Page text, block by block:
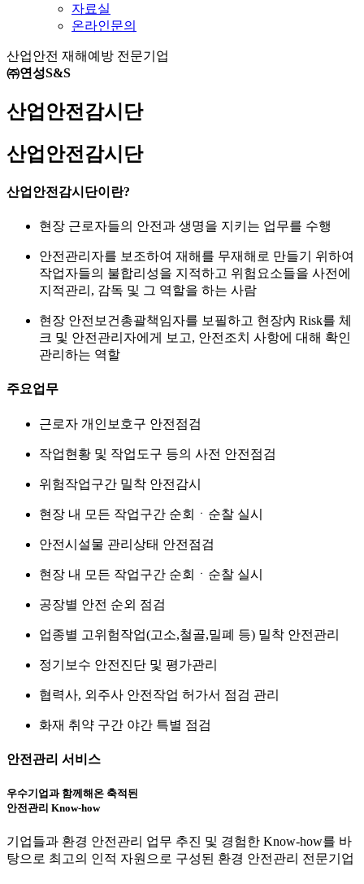
자료실
온라인문의
산업안전 재해예방 전문기업
㈜연성S&S
산업안전감시단
산업안전감시단
산업안전감시단이란?
현장 근로자들의 안전과 생명을 지키는 업무를 수행
안전관리자를 보조하여 재해를 무재해로 만들기 위하여
작업자들의 불합리성을 지적하고 위험요소들을 사전에
지적관리, 감독 및 그 역할을 하는 사람
현장 안전보건총괄책임자를 보필하고 현장內 Risk를 체
크 및 안전관리자에게 보고, 안전조치 사항에 대해 확인
관리하는 역할
주요업무
근로자 개인보호구 안전점검
작업현황 및 작업도구 등의 사전 안전점검
위험작업구간 밀착 안전감시
현장 내 모든 작업구간 순회ㆍ순찰 실시
안전시설물 관리상태 안전점검
현장 내 모든 작업구간 순회ㆍ순찰 실시
공장별 안전 순외 점검
업종별 고위험작업(고소,철골,밀폐 등) 밀착 안전관리
정기보수 안전진단 및 평가관리
협력사, 외주사 안전작업 허가서 점검 관리
화재 취약 구간 야간 특별 점검
안전관리 서비스
우수기업과 함께해온 축적된
안전관리 Know-how
기업들과 환경 안전관리 업무 추진 및 경험한 Know-how를 바
탕으로 최고의 인적 자원으로 구성된 환경 안전관리 전문기업